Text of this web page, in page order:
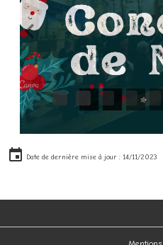
Date de dernière mise à jour : 14/11/2023